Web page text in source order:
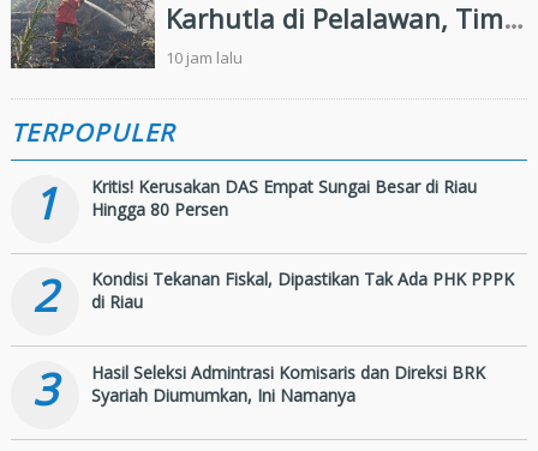
Karhutla di Pelalawan, Tim
Manggala Agni Jalan Kaki
Hingga Dua Kilometer
10 jam lalu
TERPOPULER
1
Kritis! Kerusakan DAS Empat Sungai Besar di Riau
Hingga 80 Persen
2
Kondisi Tekanan Fiskal, Dipastikan Tak Ada PHK PPPK
di Riau
3
Hasil Seleksi Admintrasi Komisaris dan Direksi BRK
Syariah Diumumkan, Ini Namanya